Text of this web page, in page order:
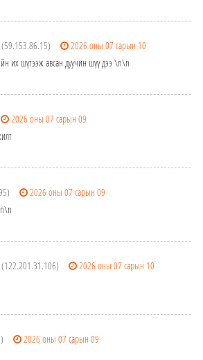
(59.153.86.15)
2026 оны 07 сарын 10
их шүтээж авсан дуучин шүү дээ \n\n
2026 оны 07 сарын 09
2026 оны 07 сарын 09
(122.201.31.106)
2026 оны 07 сарын 10
2026 оны 07 сарын 09